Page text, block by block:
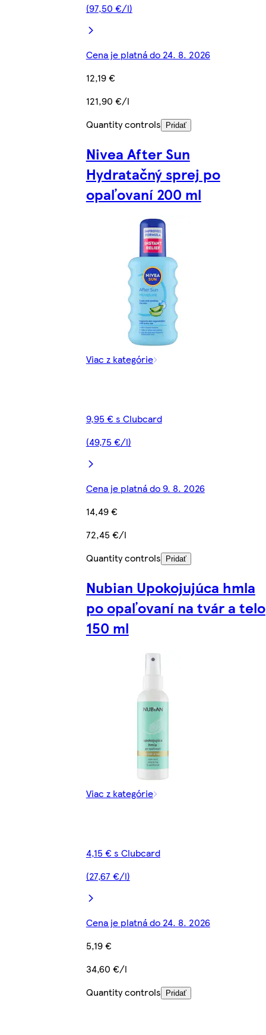
(97,50 €/l)
Cena je platná do 24. 8. 2026
12,19 €
121,90 €/l
Quantity controls
Pridať
Nivea After Sun
Hydratačný sprej po
opaľovaní 200 ml
Viac z kategórie
9,95 € s Clubcard
(49,75 €/l)
Cena je platná do 9. 8. 2026
14,49 €
72,45 €/l
Quantity controls
Pridať
Nubian Upokojujúca hmla
po opaľovaní na tvár a telo
150 ml
Viac z kategórie
4,15 € s Clubcard
(27,67 €/l)
Cena je platná do 24. 8. 2026
5,19 €
34,60 €/l
Quantity controls
Pridať